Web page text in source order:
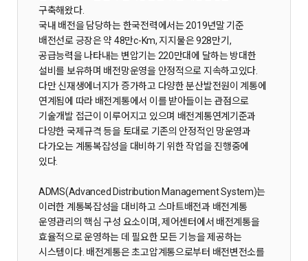
구축해왔다.
국내 배전을 담당하는 한국전력에서는 2019년말 기준
배전선로 긍장은 약 48만c-Km, 지지물은 928만기,
공급능력을 나타내는 변압기는 220만대에 달하는 방대한
설비를 보유하며 배전망운영을 안정적으로 지속하고있다.
다만 신재생에너지가 증가하고 다양한 분산발전원이 계통에
연계됨에 따라 배전계통에서 이를 받아들이는 관점으로
기술개발 접근이 이루어지고 있으며 배전계통연계기준과
다양한 국제규격 등을 토대로 기존의 안정적인 망운영과
다가오는 계통복잡성을 대비하기 위한 작업을 진행중에
있다.
ADMS(Advanced Distribution Management System)는
이러한 계통복잡성을 대비하고 스마트배전과 배전계통
운영관리의 핵심 구성 요소이며, 제어센터에서 배전계통을
효율적으로 운영하는 데 필요한 모든 기능을 제공하는
시스템이다. 배전계통은 초고압계통으로부터 배전변전소를